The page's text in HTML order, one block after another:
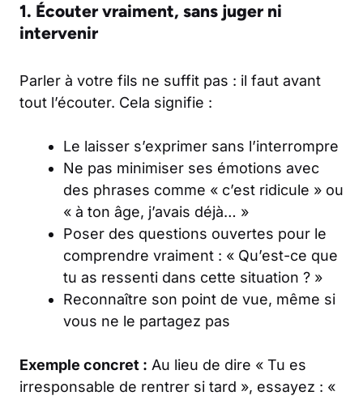
1. Écouter vraiment, sans juger ni
intervenir
Parler à votre fils ne suffit pas : il faut avant
tout l’écouter. Cela signifie :
Le laisser s’exprimer sans l’interrompre
Ne pas minimiser ses émotions avec
des phrases comme « c’est ridicule » ou
« à ton âge, j’avais déjà… »
Poser des questions ouvertes pour le
comprendre vraiment : « Qu’est-ce que
tu as ressenti dans cette situation ? »
Reconnaître son point de vue, même si
vous ne le partagez pas
Exemple concret : Au lieu de dire « Tu es
irresponsable de rentrer si tard », essayez : «